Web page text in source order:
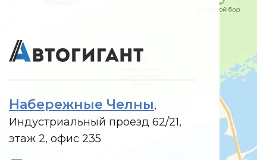
Набережные Челны,
Индустриальный проезд 62/21,
этаж 2, офис 235